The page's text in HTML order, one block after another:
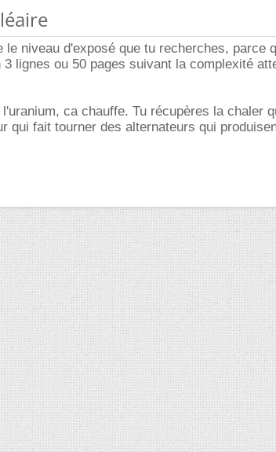
niveau d'exposé que tu recherches, parce
lignes ou 50 pages suivant la complexité
ca chauffe. Tu récupères la chaler
qui fait tourner des alternateurs qui